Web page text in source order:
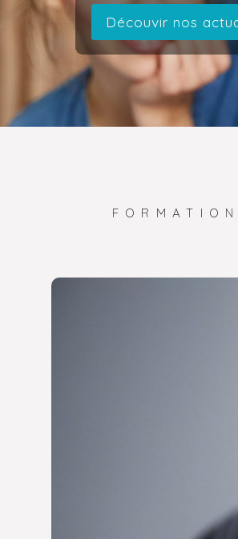
Découvir nos